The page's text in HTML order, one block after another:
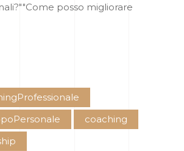
posso migliorare
coaching